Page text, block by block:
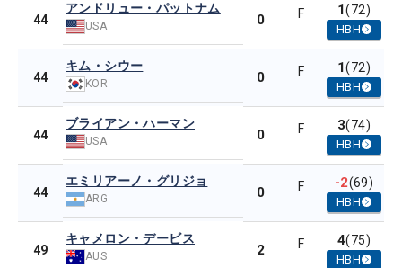
44
アンドリュー・パットナム
USA 0 F 1(72)
HBH
44
キム・シウー
KOR 0 F 1(72)
HBH
44
ブライアン・ハーマン
USA 0 F 3(74)
HBH
44
エミリアーノ・グリジョ
ARG 0 F -2(69)
HBH
49
キャメロン・デービス
AUS 2 F 4(75)
HBH